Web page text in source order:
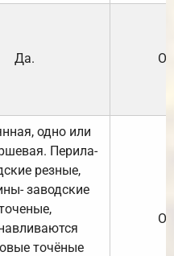
Да.
одно или
Перила-
резные,
заводские
точёные